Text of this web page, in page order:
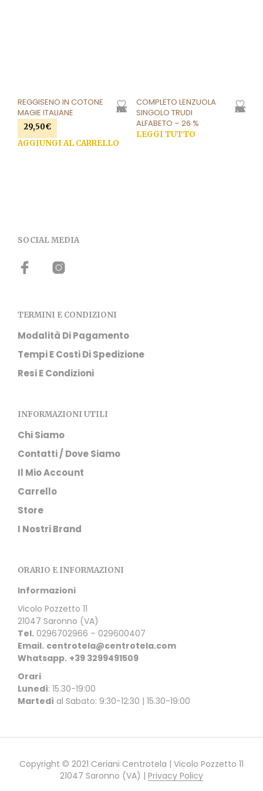
AGGIUNGI ALLA LISTA DEI DESIDERI
REGGISENO IN COTONE
MAGIE ITALIANE
29,50€
AGGIUNGI AL CARRELLO
AGGIUNGI ALLA LISTA DEI DESIDERI
COMPLETO LENZUOLA
SINGOLO TRUDI
ALFABETO – 26 %
LEGGI TUTTO
SOCIAL MEDIA
TERMINI E CONDIZIONI
Modalità Di Pagamento
Tempi E Costi Di Spedizione
Resi E Condizioni
INFORMAZIONI UTILI
Chi Siamo
Contatti / Dove Siamo
Il Mio Account
Carrello
Store
I Nostri Brand
ORARIO E INFORMAZIONI
Informazioni
Vicolo Pozzetto 11
21047 Saronno (VA)
Tel. 0296702966 – 029600407
Email. centrotela@centrotela.com
Whatsapp. +39 3299491509
Orari
Lunedì: 15.30-19:00
Martedì al Sabato: 9:30-12:30 | 15.30-19:00
Copyright © 2021 Ceriani Centrotela | Vicolo Pozzetto 11
21047 Saronno (VA) | Privacy Policy